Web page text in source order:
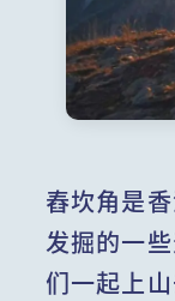
舂坎角是
发掘的一
们一起上